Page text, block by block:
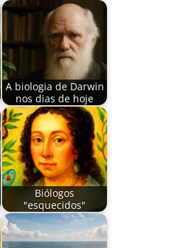
A biologia de Darwin
nos dias de hoje
Biólogos
"esquecidos"